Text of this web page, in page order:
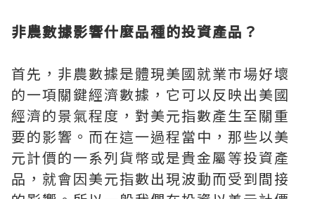
非農數據影響什麼品種的投資產品？
首先，非農數據是體現美國就業市場好壞
的一項關鍵經濟數據，它可以反映出美國
經濟的景氣程度，對美元指數產生至關重
要的影響。而在這一過程當中，那些以美
元計價的一系列貨幣或是貴金屬等投資產
品，就會因美元指數出現波動而受到間接